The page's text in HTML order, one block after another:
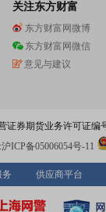
关注东方财富
东方财富网微博
东方财富网微信
意见与建议
券期货业务许可证编
ICP备05006054号-11
务 供应商平台